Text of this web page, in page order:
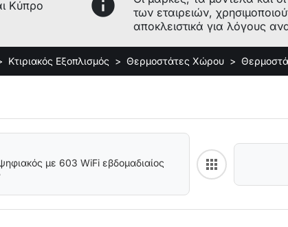
Κύπρο info
των εταιρειών,
αποκλειστικά για λόγους
Κτιριακός Εξοπλισμός Θερμοστάτες Χώρου
με 603 WiFi εβδομαδιαίος
appsBack to